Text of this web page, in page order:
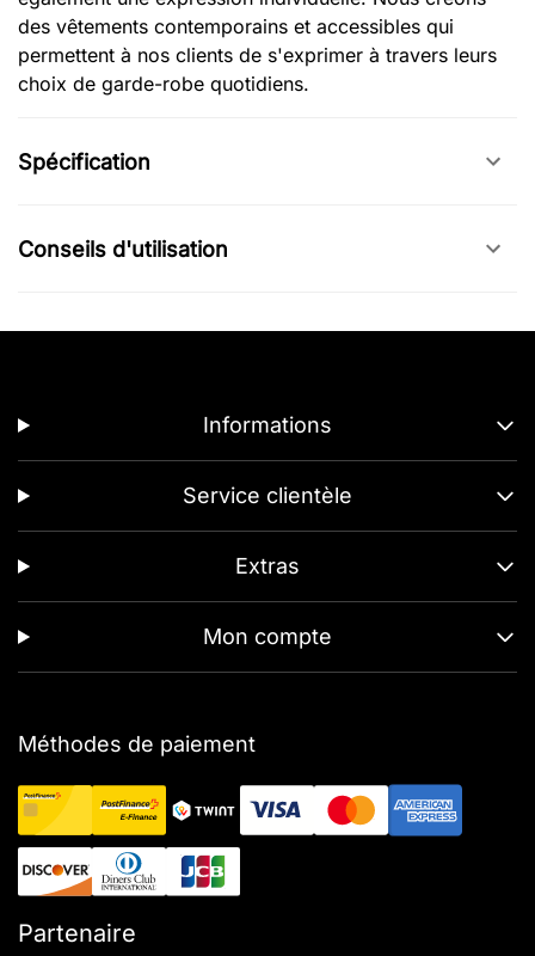
des vêtements contemporains et accessibles qui
permettent à nos clients de s'exprimer à travers leurs
choix de garde-robe quotidiens.
Spécification
Conseils d'utilisation
Informations
Service clientèle
Extras
Mon compte
Méthodes de paiement
Partenaire